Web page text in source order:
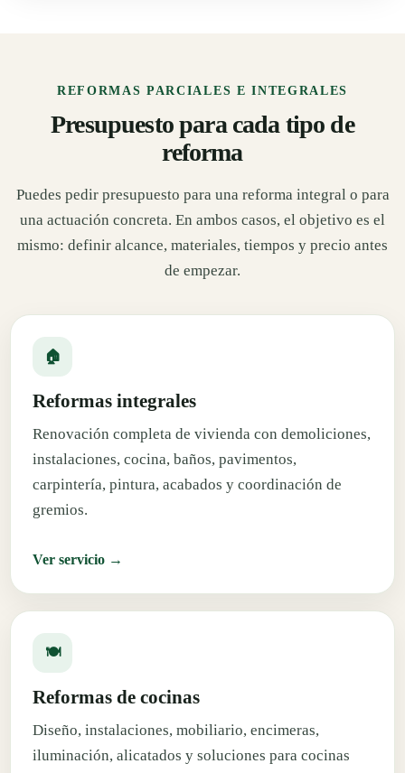
REFORMAS PARCIALES E INTEGRALES
Presupuesto para cada tipo de
reforma
Puedes pedir presupuesto para una reforma integral o para
una actuación concreta. En ambos casos, el objetivo es el
mismo: definir alcance, materiales, tiempos y precio antes
de empezar.
🏠
Reformas integrales
Renovación completa de vivienda con demoliciones,
instalaciones, cocina, baños, pavimentos,
carpintería, pintura, acabados y coordinación de
gremios.
Ver servicio →
🍽️
Reformas de cocinas
Diseño, instalaciones, mobiliario, encimeras,
iluminación, alicatados y soluciones para cocinas